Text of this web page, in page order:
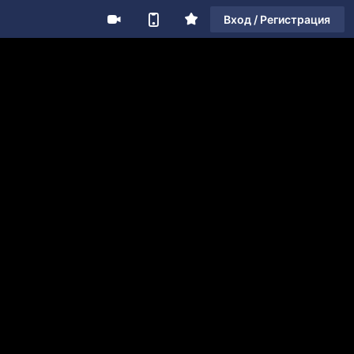
Вход / Регистрация